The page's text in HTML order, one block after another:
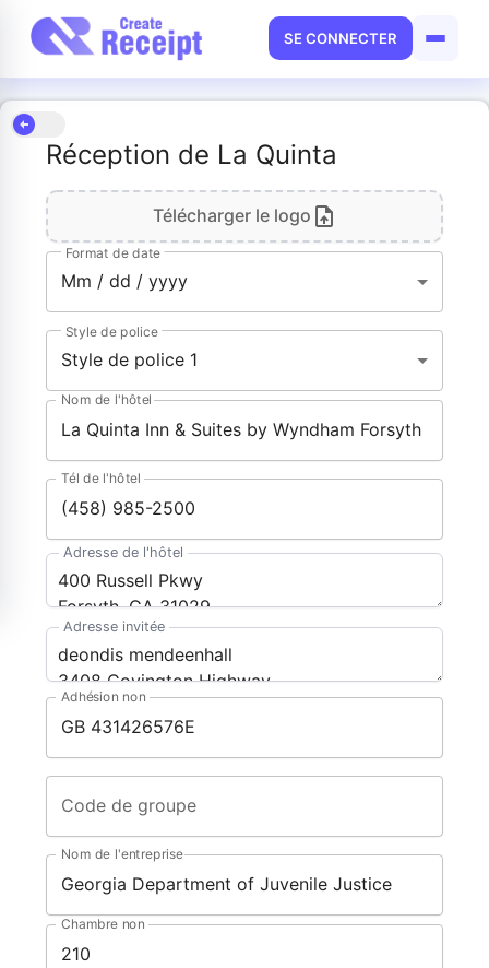
SE CONNECTER
Réception de La Quinta
Télécharger le logo
Format de date
Mm / dd / yyyy
Style de police
Style de police 1
Nom de l'hôtel
Tél de l'hôtel
Adresse de l'hôtel
Adresse invitée
Adhésion non
Code de groupe
Nom de l'entreprise
Chambre non